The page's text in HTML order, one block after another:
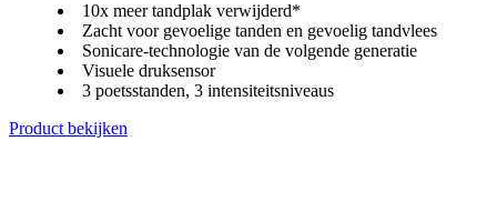
10x meer tandplak verwijderd*
Zacht voor gevoelige tanden en gevoelig tandvlees
Sonicare-technologie van de volgende generatie
Visuele druksensor
3 poetsstanden, 3 intensiteitsniveaus
Product bekijken